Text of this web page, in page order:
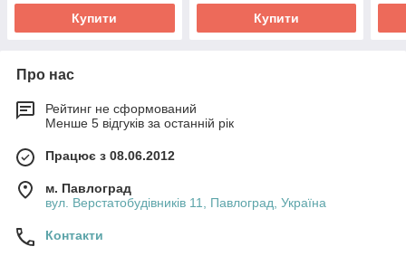
Купити Купити
Про нас
Рейтинг не сформований
Менше 5 відгуків за останній рік
Працює з 08.06.2012
м. Павлоград
вул. Верстатобудівників 11, Павлоград, Україна
Контакти